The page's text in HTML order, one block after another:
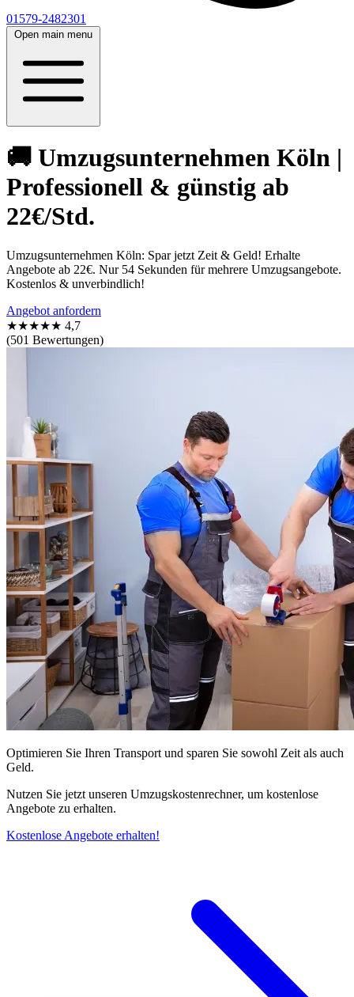
01579-2482301
Open main menu
🚚 Umzugsunternehmen Köln |
Professionell & günstig ab
22€/Std.
Umzugsunternehmen Köln: Spar jetzt Zeit & Geld! Erhalte
Angebote ab 22€. Nur 54 Sekunden für mehrere Umzugsangebote.
Kostenlos & unverbindlich!
Angebot anfordern
★★★★★ 4,7
(501 Bewertungen)
Optimieren Sie Ihren Transport und sparen Sie sowohl Zeit als auch
Geld.
Nutzen Sie jetzt unseren Umzugskostenrechner, um kostenlose
Angebote zu erhalten.
Kostenlose Angebote erhalten!